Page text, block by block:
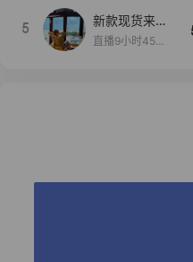
5
新款现货来了
～
直播9小时45分